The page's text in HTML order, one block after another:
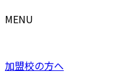
MENU
加盟校の方へ